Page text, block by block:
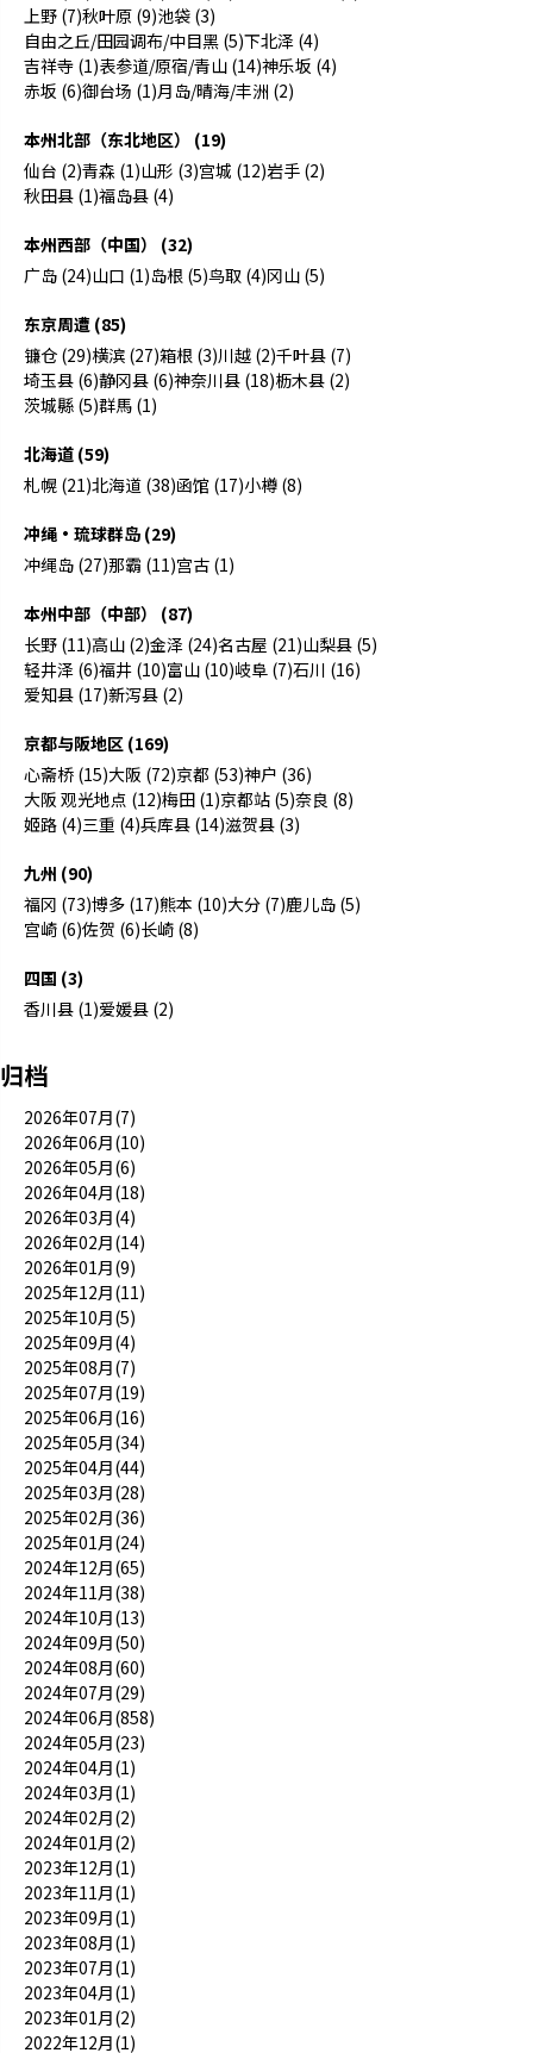
上野 (7)秋叶原 (9)池袋 (3)
自由之丘/田园调布/中目黑 (5)下北泽 (4)
吉祥寺 (1)表参道/原宿/青山 (14)神乐坂 (4)
赤坂 (6)御台场 (1)月岛/晴海/丰洲 (2)
本州北部（东北地区） (19)
仙台 (2)青森 (1)山形 (3)宫城 (12)岩手 (2)
秋田县 (1)福岛县 (4)
本州西部（中国） (32)
广岛 (24)山口 (1)岛根 (5)鸟取 (4)冈山 (5)
东京周遭 (85)
镰仓 (29)横滨 (27)箱根 (3)川越 (2)千叶县 (7)
埼玉县 (6)静冈县 (6)神奈川县 (18)枥木县 (2)
茨城縣 (5)群馬 (1)
北海道 (59)
札幌 (21)北海道 (38)函馆 (17)小樽 (8)
冲绳・琉球群岛 (29)
冲绳岛 (27)那霸 (11)宫古 (1)
本州中部（中部） (87)
长野 (11)高山 (2)金泽 (24)名古屋 (21)山梨县 (5)
轻井泽 (6)福井 (10)富山 (10)岐阜 (7)石川 (16)
爱知县 (17)新泻县 (2)
京都与阪地区 (169)
心斋桥 (15)大阪 (72)京都 (53)神户 (36)
大阪 观光地点 (12)梅田 (1)京都站 (5)奈良 (8)
姬路 (4)三重 (4)兵库县 (14)滋贺县 (3)
九州 (90)
福冈 (73)博多 (17)熊本 (10)大分 (7)鹿儿岛 (5)
宫崎 (6)佐贺 (6)长崎 (8)
四国 (3)
香川县 (1)爱媛县 (2)
归档
2026年07月(7)
2026年06月(10)
2026年05月(6)
2026年04月(18)
2026年03月(4)
2026年02月(14)
2026年01月(9)
2025年12月(11)
2025年10月(5)
2025年09月(4)
2025年08月(7)
2025年07月(19)
2025年06月(16)
2025年05月(34)
2025年04月(44)
2025年03月(28)
2025年02月(36)
2025年01月(24)
2024年12月(65)
2024年11月(38)
2024年10月(13)
2024年09月(50)
2024年08月(60)
2024年07月(29)
2024年06月(858)
2024年05月(23)
2024年04月(1)
2024年03月(1)
2024年02月(2)
2024年01月(2)
2023年12月(1)
2023年11月(1)
2023年09月(1)
2023年08月(1)
2023年07月(1)
2023年04月(1)
2023年01月(2)
2022年12月(1)